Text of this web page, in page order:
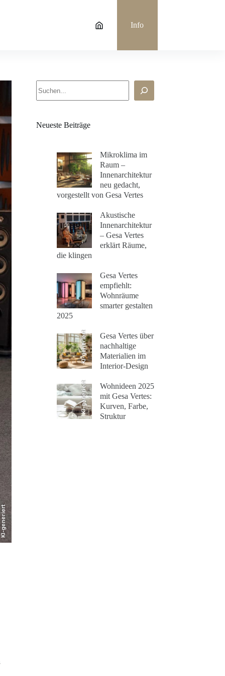
Info
KI-generiert
Neueste Beiträge
Mikroklima im
Raum –
Innenarchitektur
neu gedacht,
vorgestellt von Gesa Vertes
Akustische
Innenarchitektur
– Gesa Vertes
erklärt Räume,
die klingen
Gesa Vertes
empfiehlt:
Wohnräume
smarter gestalten
2025
KI-generiert
Gesa Vertes über
nachhaltige
Materialien im
Interior-Design
KI-generiert
Wohnideen 2025
mit Gesa Vertes:
Kurven, Farbe,
Struktur